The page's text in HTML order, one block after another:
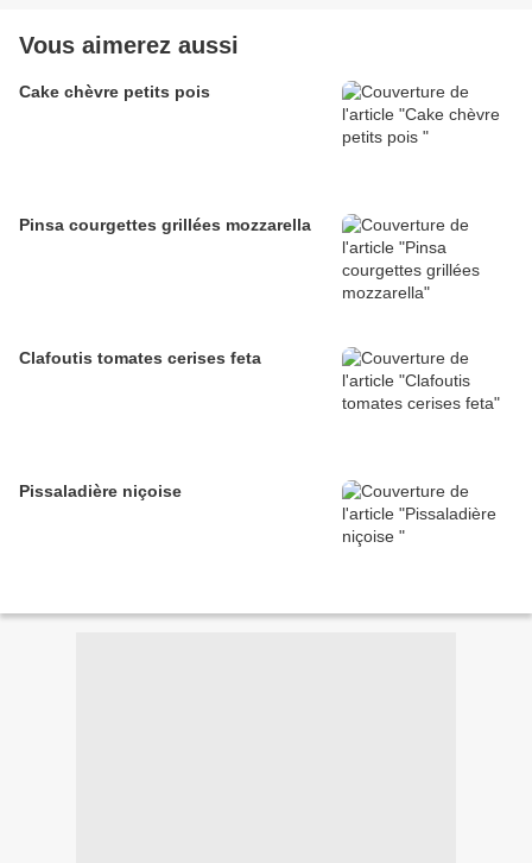
Vous aimerez aussi
Cake chèvre petits pois
Pinsa courgettes grillées mozzarella
Clafoutis tomates cerises feta
Pissaladière niçoise